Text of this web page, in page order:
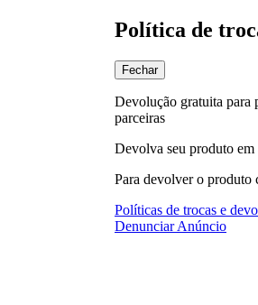
Política de
Fechar
Devolução gratuita para
parceiras
Devolva seu produto em
Para devolver o produto
Políticas de trocas e
Denunciar Anúncio